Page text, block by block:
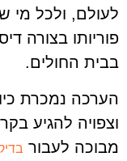
לעולם, ולכל מי
פוריותו בצורה
בבית החולים.
הערכה נמכרת
וצפויה להגיע
מבוכה לעבור